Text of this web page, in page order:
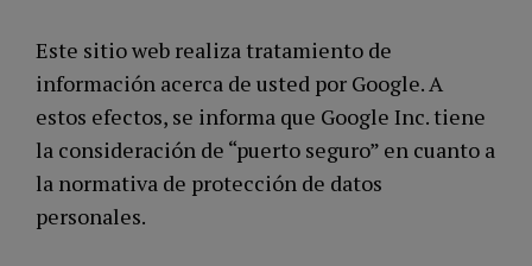
Este sitio web realiza tratamiento de
información acerca de usted por Google. A
estos efectos, se informa que Google Inc. tiene
la consideración de “puerto seguro” en cuanto a
la normativa de protección de datos
personales.